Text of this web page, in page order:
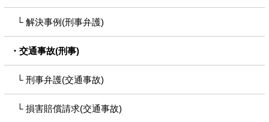
解決事例(刑事弁護)
交通事故(刑事)
刑事弁護(交通事故)
損害賠償請求(交通事故)